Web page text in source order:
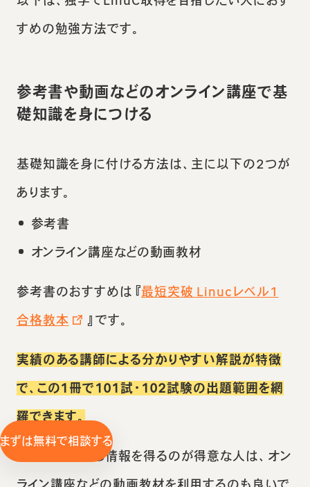
まずは無料で相談する
すめの勉強方法です。
参考書や動画などのオンライン講座で基
礎知識を身につける
基礎知識を身に付ける方法は、主に以下の2つが
あります。
参考書
オンライン講座などの動画教材
参考書のおすすめは『最短突破 Linucレベル1
合格教本
』です。
実績のある講師による分かりやすい解説が特徴
で、この1冊で101試・102試験の出題範囲を網
羅できます。
映像や音声から情報を得るのが得意な人は、オン